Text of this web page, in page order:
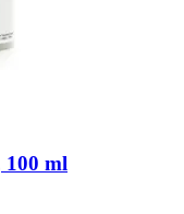
100 ml